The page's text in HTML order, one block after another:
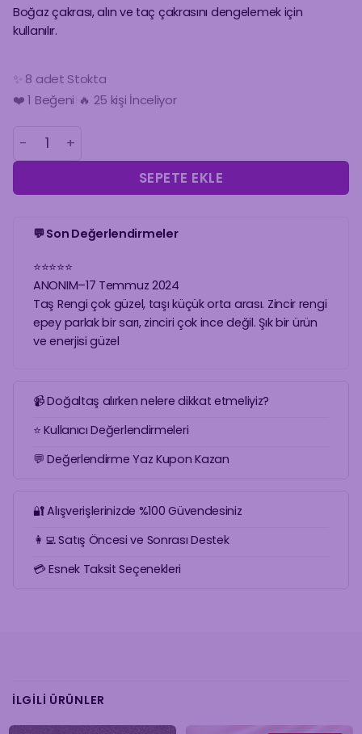
Boğaz çakrası, alın ve taç çakrasını dengelemek için
kullanılır.
✨ 8 adet Stokta
❤️1 Beğeni
🔥 25 kişi İnceliyor
🛒 3 Kişinin Sepetinde!
AMETİST KOLYE | 925 AYAR GÜMÜŞ ÜZERİ ALTIN
SEPETE EKLE
💬 Son Değerlendirmeler
⭐⭐⭐⭐⭐
ANONIM–17 Temmuz 2024
Taş Rengi çok güzel, taşı küçük orta arası. Zincir rengi
epey parlak bir sarı, zinciri çok ince değil. Şık bir ürün
ve enerjisi güzel
📹 Doğaltaş alırken nelere dikkat etmeliyiz?
⭐ Kullanıcı Değerlendirmeleri
💬 Değerlendirme Yaz Kupon Kazan
🔐 Alışverişlerinizde %100 Güvendesiniz
👩‍💻 Satış Öncesi ve Sonrası Destek
💳 Esnek Taksit Seçenekleri
İLGILI ÜRÜNLER